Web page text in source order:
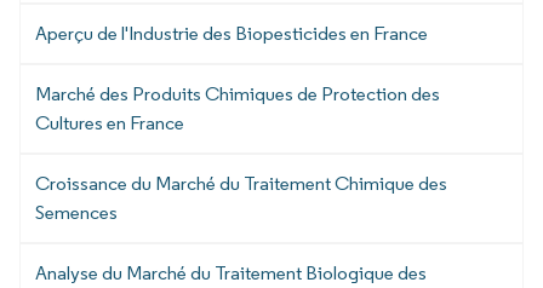
Aperçu de l'Industrie des Biopesticides en France
Marché des Produits Chimiques de Protection des
Cultures en France
Croissance du Marché du Traitement Chimique des
Semences
Analyse du Marché du Traitement Biologique des